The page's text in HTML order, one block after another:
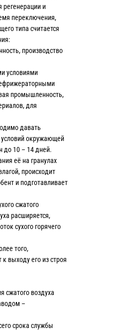
регенерации и
переключения,
типа считается
производство
условиями
промышленность,
для
давать
условий окружающей
до 10 – 14 дней.
её на гранулах
происходит
и подготавливает
сжатого
расширяется,
сухого горячего
того,
выходу его из строя
сжатого воздуха
–
срока службы